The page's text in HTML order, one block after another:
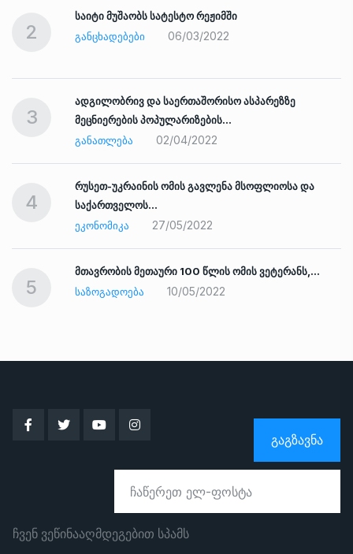
2
საიტი მუშაობს სატესტო რეჟიმში
ᲒᲐᲜᲪᲮᲐᲓᲔᲑᲔᲑᲘ
06/03/2022
3
ადგილობრივ და საერთაშორისო ასპარეზზე
მეცნიერების პოპულარიზების…
ᲒᲐᲜᲐᲗᲚᲔᲑᲐ
02/04/2022
4
რუსეთ-უკრაინის ომის გავლენა მსოფლიოსა და
საქართველოს…
ᲔᲙᲝᲜᲝᲛᲘᲙᲐ
27/05/2022
5
მთავრობის მეთაური 100 წლის ომის ვეტერანს,…
ᲡᲐᲖᲝᲒᲐᲓᲝᲔᲑᲐ
10/05/2022
ᲒᲐᲒᲖᲐᲕᲜᲐ
ჩვენ ვეწინააღმდეგებით სპამს